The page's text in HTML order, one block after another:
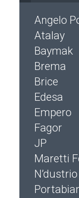
Angelo
Atalay
Baymak
Brema
Brice
Edesa
Empero
Fagor
JP
Maretti
N’dustrio